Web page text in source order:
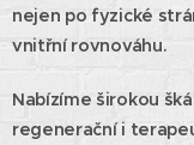
nejen po fyzické
vnitřní rovnováhu.
Nabízíme širokou
regenerační i